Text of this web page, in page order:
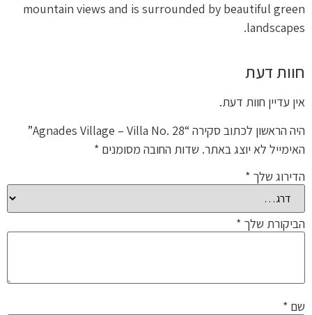
mountain views and is surrounded by beautiful green
landscapes.
חוות דעת
אין עדיין חוות דעת.
היה הראשון לכתוב סקירה “Agnades Village – Villa No. 28”
האימייל לא יוצג באתר. שדות החובה מסומנים *
הדירוג שלך *
הביקורת שלך *
שם *